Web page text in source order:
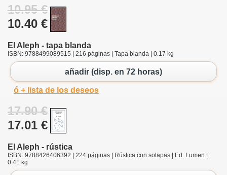
10.95 €
10.40 €
El Aleph - tapa blanda
ISBN: 9788499089515 | 216 páginas | Tapa blanda | 0.17 kg
añadir (disp. en 72 horas)
ó + lista de los deseos
17.90 €
17.01 €
El Aleph - rústica
ISBN: 9788426406392 | 224 páginas | Rústica con solapas | Ed. Lumen |
0.41 kg